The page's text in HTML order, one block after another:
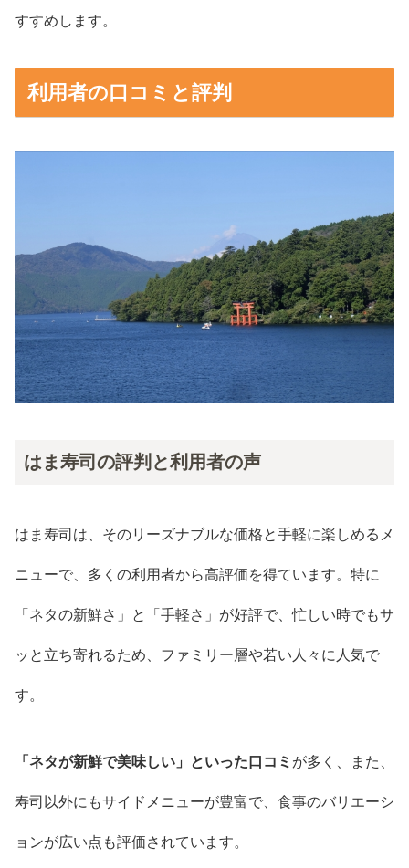
すすめします。
利用者の口コミと評判
はま寿司の評判と利用者の声
はま寿司は、そのリーズナブルな価格と手軽に楽しめるメ
ニューで、多くの利用者から高評価を得ています。特に
「ネタの新鮮さ」と「手軽さ」が好評で、忙しい時でもサ
ッと立ち寄れるため、ファミリー層や若い人々に人気で
す。
「ネタが新鮮で美味しい」といった口コミ が多く、また、
寿司以外にもサイドメニューが豊富で、食事のバリエーシ
ョンが広い点も評価されています。